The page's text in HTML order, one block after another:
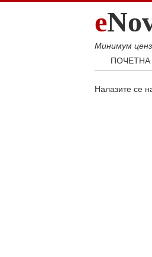
e
Минимум
ПОЧЕТНА
Налазите се